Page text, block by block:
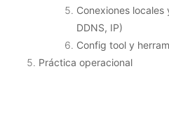
Conexiones locales
DDNS, IP)
Config tool y
Práctica operacional